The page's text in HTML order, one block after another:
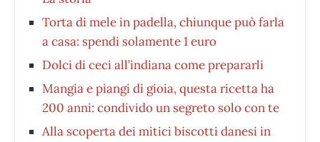
Torta di mele in padella, chiunque può farla
a casa: spendi solamente 1 euro
Dolci di ceci all’indiana come prepararli
Mangia e piangi di gioia, questa ricetta ha
200 anni: condivido un segreto solo con te
Alla scoperta dei mitici biscotti danesi in